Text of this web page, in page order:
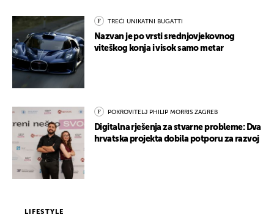
TREĆI UNIKATNI BUGATTI
Nazvan je po vrsti srednjovjekovnog
viteškog konja i visok samo metar
POKROVITELJ PHILIP MORRIS ZAGREB
Digitalna rješenja za stvarne probleme: Dva
hrvatska projekta dobila potporu za razvoj
LIFESTYLE